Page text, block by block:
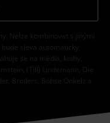
Nelze kombinovat s jinými
sleva automaticky
se na média, knihy,
(Till) Lindemann, Die
Broilers, Böhse Onkelz a